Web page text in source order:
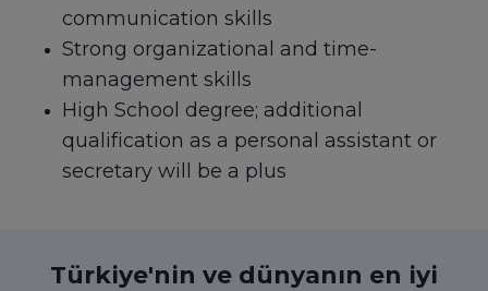
communication skills
Strong organizational and time-
management skills
High School degree; additional
qualification as a personal assistant or
secretary will be a plus
Türkiye'nin ve dünyanın en iyi